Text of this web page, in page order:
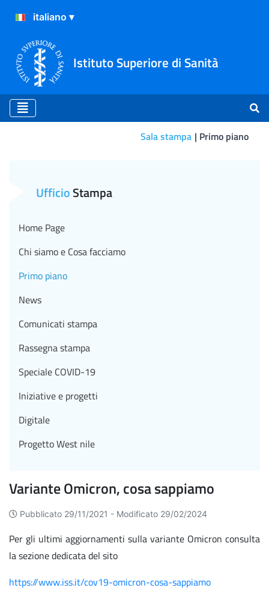
Istituto Superiore di Sanità
Sala stampa Primo piano
Variante Omicron, cosa sappiamo
Pubblicato 29/11/2021 - Modificato 29/02/2024
Per gli ultimi aggiornamenti sulla variante Omicron consulta
la sezione dedicata del sito
https://www.iss.it/cov19-omicron-cosa-sappiamo
UfficioStampa
Home Page
Chi siamo e Cosa facciamo
Primo piano
News
Comunicati stampa
Rassegna stampa
Speciale COVID-19
Iniziative e progetti
Digitale
Progetto West nile